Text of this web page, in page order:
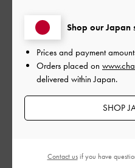
とても
品質
もっと見る
このレビュ
Shop our Japan
Prices and payment
Orders placed on
delivered within Japan.
SHOP
Contact usif you have